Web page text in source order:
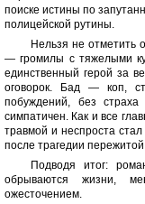
поиске истины по
полицейской рутины.
Нельзя не отметить
— громилы с тяжелыми
единственный герой за
оговорок. Бад — коп,
побуждений, без
симпатичен. Как и все
травмой и неспроста
после трагедии пережитой
Подводя итог:
обрываются жизни,
ожесточением.